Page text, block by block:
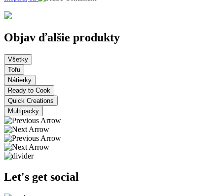
Objav ďalšie produkty
Všetky
Tofu
Nátierky
Ready to Cook
Quick Creations
Multipacky
Let's get social